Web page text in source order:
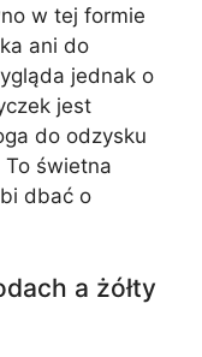
w tej formie
ani do
jednak o
jest
do odzysku
świetna
dbać o
a żółty